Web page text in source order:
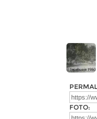
FOTO: